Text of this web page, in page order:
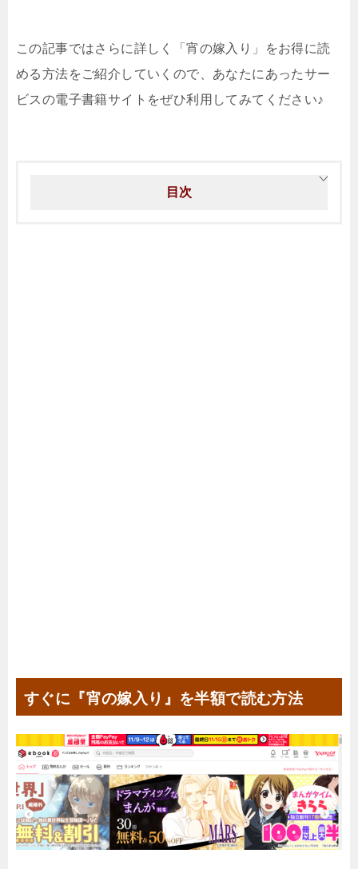
この記事ではさらに詳しく「宵の嫁入り」をお得に読
める方法をご紹介していくので、あなたにあったサー
ビスの電子書籍サイトをぜひ利用してみてください♪
目次
すぐに『宵の嫁入り』を半額で読む方法